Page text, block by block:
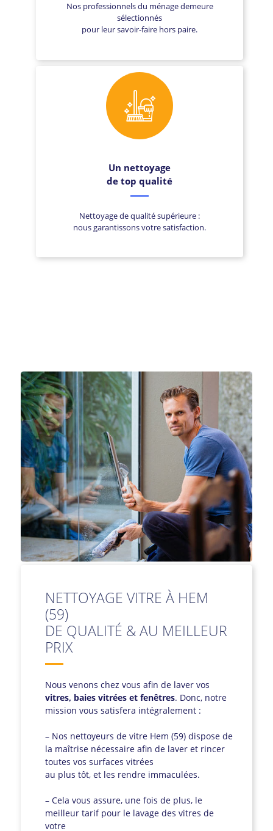
Nos professionnels du ménage demeure
sélectionnés
pour leur savoir-faire hors paire.
Un nettoyage
de top qualité
Nettoyage de qualité supérieure :
nous garantissons votre satisfaction.
NETTOYAGE VITRE À HEM
(59)
DE QUALITÉ & AU MEILLEUR
PRIX
Nous venons chez vous afin de laver vos
vitres, baies vitrées et fenêtres. Donc, notre
mission vous satisfera intégralement :
– Nos nettoyeurs de vitre Hem (59) dispose de
la maîtrise nécessaire afin de laver et rincer
toutes vos surfaces vitrées
au plus tôt, et les rendre immaculées.
– Cela vous assure, une fois de plus, le
meilleur tarif pour le lavage des vitres de
votre